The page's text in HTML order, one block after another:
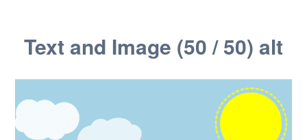
Text and Image (50 / 50) alt